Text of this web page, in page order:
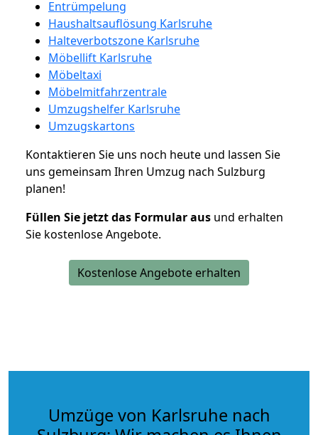
Entrümpelung
Haushaltsauflösung Karlsruhe
Halteverbotszone Karlsruhe
Möbellift Karlsruhe
Möbeltaxi
Möbelmitfahrzentrale
Umzugshelfer Karlsruhe
Umzugskartons
Kontaktieren Sie uns noch heute und lassen Sie
uns gemeinsam Ihren Umzug nach Sulzburg
planen!
Füllen Sie jetzt das Formular aus und erhalten
Sie kostenlose Angebote.
Kostenlose Angebote erhalten
Umzüge von Karlsruhe nach